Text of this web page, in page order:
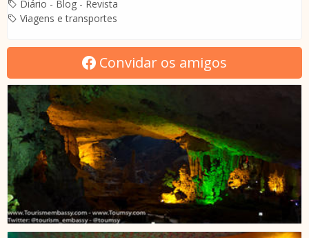
Diário - Blog - Revista
Viagens e transportes
Convidar os amigos